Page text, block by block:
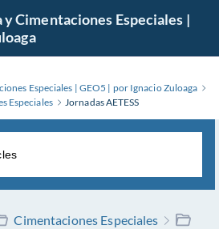
Cimentaciones Especiales |
Especiales | GEO5 | por Ignacio Zuloaga
Especiales Jornadas AETESS
Cimentaciones Especiales